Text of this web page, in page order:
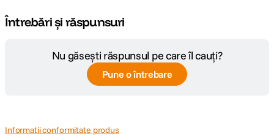
Întrebări și răspunsuri
Nu găsești răspunsul pe care îl cauți?
Pune o întrebare
Informatii conformitate produs